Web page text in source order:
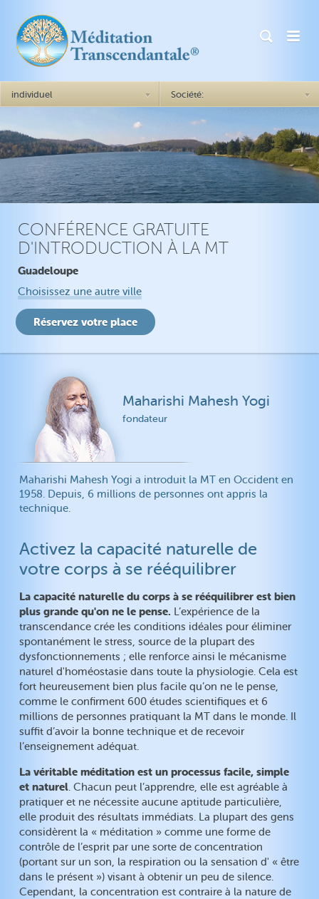
individuel
Comment cela marche ?
Le succès = être soi-même
Réalisation de soi
Plus de confiance en soi
Meilleures relations
Généralités Comment cela
marche ?
Angoisse
Dépression
Insomnies
Stabilité émotionnelle
Etat de santé
Tension artérielle
Fibromyalgie
Rajeunir
Arrêter de fumer
Alcoolisme
Drogue
cerveau
Intelligence
Société:
CONFÉRENCE GRATUITE
D'INTRODUCTION À LA MT
Guadeloupe
Choisissez une autre ville
Maharishi Mahesh Yogi
fondateur
Maharishi Mahesh Yogi a introduit la MT en Occident en
1958. Depuis, 6 millions de personnes ont appris la
technique.
Activez la capacité naturelle de
votre corps à se rééquilibrer
La capacité naturelle du corps à se rééquilibrer est bien
plus grande qu'on ne le pense. L’expérience de la
transcendance crée les conditions idéales pour éliminer
spontanément le stress, source de la plupart des
dysfonctionnements ; elle renforce ainsi le mécanisme
naturel d'homéostasie dans toute la physiologie. Cela est
fort heureusement bien plus facile qu’on ne le pense,
comme le confirment 600 études scientifiques et 6
millions de personnes pratiquant la MT dans le monde. Il
suffit d’avoir la bonne technique et de recevoir
l’enseignement adéquat.
La véritable méditation est un processus facile, simple
et naturel. Chacun peut l’apprendre, elle est agréable à
pratiquer et ne nécessite aucune aptitude particulière,
elle produit des résultats immédiats. La plupart des gens
considèrent la « méditation » comme une forme de
contrôle de l’esprit par une sorte de concentration
(portant sur un son, la respiration ou la sensation d' « être
dans le présent ») visant à obtenir un peu de silence.
Cependant, la concentration est contraire à la nature de